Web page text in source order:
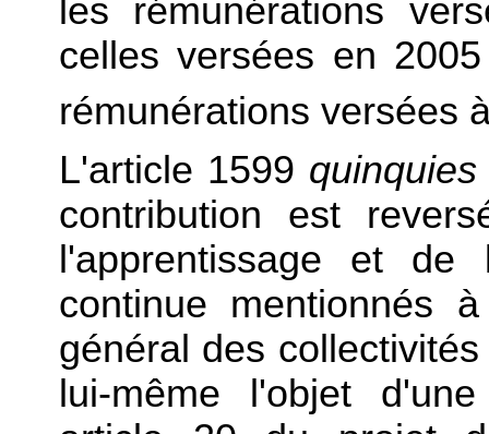
les rémunérations
celles versées en
rémunérations versées
L'article 1599 quinquies
contribution est
l'apprentissage et de
continue mentionnés
général des
lui-même l'objet